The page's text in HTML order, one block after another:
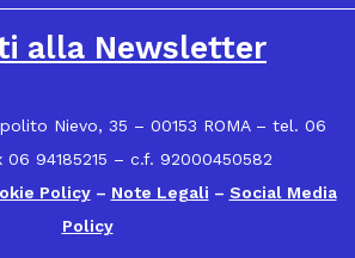
alla Newsletter
Nievo, 35 – 00153 ROMA – tel. 06
06 94185215 – c.f. 92000450582
Policy– Note Legali – Social Media
Policy